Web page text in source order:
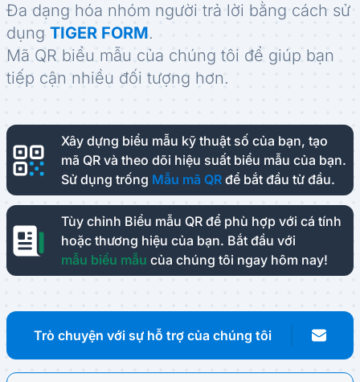
Đa dạng hóa nhóm người trả lời bằng cách sử
dụng TIGER FORM.
Mã QR biểu mẫu của chúng tôi để giúp bạn
tiếp cận nhiều đối tượng hơn.
Xây dựng biểu mẫu kỹ thuật số của bạn, tạo
mã QR và theo dõi hiệu suất biểu mẫu của bạn.
Sử dụng trống Mẫu mã QR để bắt đầu từ đầu.
Tùy chỉnh Biểu mẫu QR để phù hợp với cá tính
hoặc thương hiệu của bạn. Bắt đầu với
mẫu biểu mẫu của chúng tôi ngay hôm nay!
Trò chuyện với sự hỗ trợ của chúng tôi